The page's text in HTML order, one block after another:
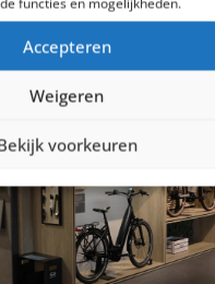
Accepteren
Weigeren
voorkeuren